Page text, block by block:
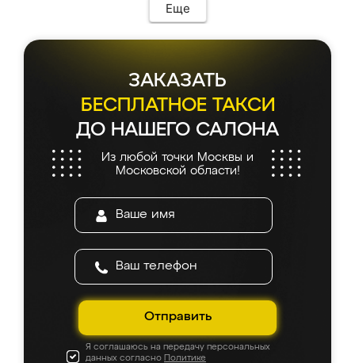
Еще
ЗАКАЗАТЬ
БЕСПЛАТНОЕ ТАКСИ
ДО НАШЕГО САЛОНА
Из любой точки Москвы и
Московской области!
Отправить
Я соглашаюсь на передачу персональных
данных согласно Политике